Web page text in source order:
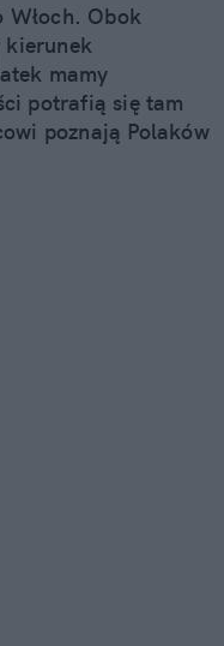
Włoch. Obok
kierunek
mamy
potrafią się tam
poznają Polaków